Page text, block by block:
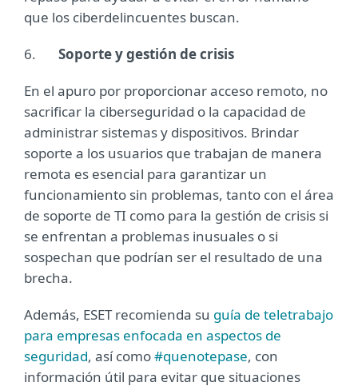
que los ciberdelincuentes buscan.
6. Soporte y gestión de crisis
En el apuro por proporcionar acceso remoto, no
sacrificar la ciberseguridad o la capacidad de
administrar sistemas y dispositivos. Brindar
soporte a los usuarios que trabajan de manera
remota es esencial para garantizar un
funcionamiento sin problemas, tanto con el área
de soporte de TI como para la gestión de crisis si
se enfrentan a problemas inusuales o si
sospechan que podrían ser el resultado de una
brecha.
Además, ESET recomienda su guía de teletrabajo
para empresas enfocada en aspectos de
seguridad, así como#quenotepase, con
información útil para evitar que situaciones